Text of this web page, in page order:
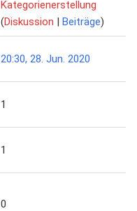
Kategorienerstellung
(Diskussion | Beiträge)
20:30, 28. Jun. 2020
1
1
0